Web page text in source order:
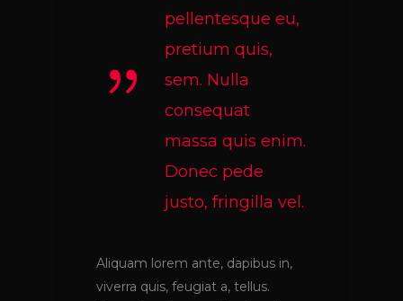
pellentesque eu,
pretium quis,
sem. Nulla
consequat
massa quis enim.
Donec pede
justo, fringilla vel.
Aliquam lorem ante, dapibus in,
viverra quis, feugiat a, tellus.